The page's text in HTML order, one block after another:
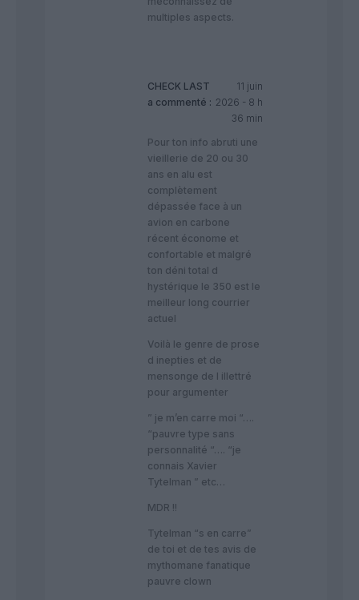
multiples aspects.
CHECK LAST
a commenté :
11 juin
2026 - 8 h
36 min
Pour ton info abruti une
vieillerie de 20 ou 30
ans en alu est
complètement
dépassée face à un
avion en carbone
récent économe et
confortable et malgré
ton déni total d
hystérique le 350 est le
meilleur long courrier
actuel
Voilà le genre de prose
d inepties et de
mensonge de l illettré
pour argumenter
” je m’en carre moi “….
“pauvre type sans
personnalité “…. “je
connais Xavier
Tytelman ” etc…
MDR !!
Tytelman “s en carre”
de toi et de tes avis de
mythomane fanatique
pauvre clown